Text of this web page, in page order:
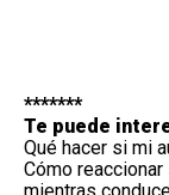
*******
Te puede
Qué hacer si mi
Cómo